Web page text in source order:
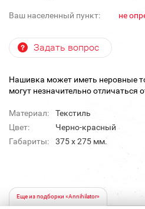
Ваш населенный пункт: не
Задать вопрос
Нашивка может иметь неровные
могут незначительно отличаться
Материал:
Текстиль
Цвет:
Черно-красный
Габариты:
375 х 275 мм.
Еще из подборки «Annihilator»